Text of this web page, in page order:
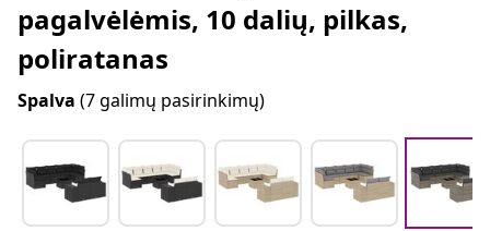
pagalvėlėmis, 10 dalių, pilkas,
poliratanas
Spalva (7 galimų pasirinkimų)